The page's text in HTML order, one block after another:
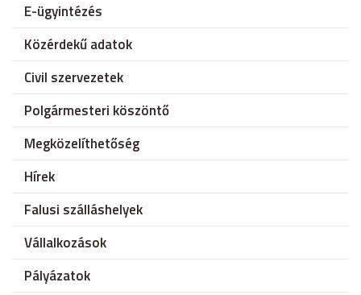
E-ügyintézés
Közérdekű adatok
Civil szervezetek
Polgármesteri köszöntő
Megközelíthetőség
Hírek
Falusi szálláshelyek
Vállalkozások
Pályázatok